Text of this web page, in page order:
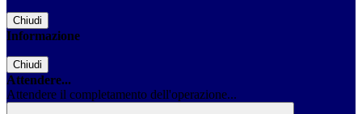
Chiudi
Informazione
Chiudi
Attendere...
Attendere il completamento dell'operazione...